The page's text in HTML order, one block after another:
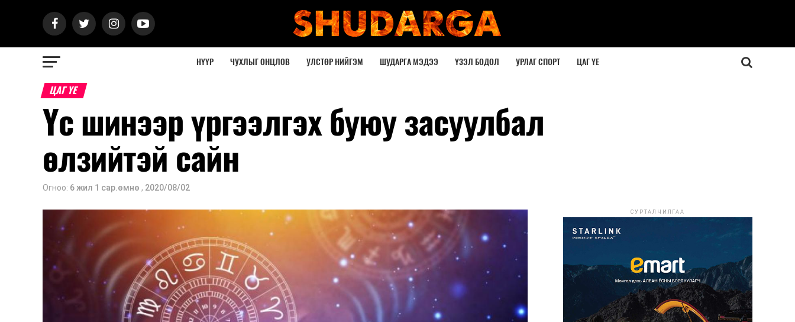
НҮҮР ЧУХЛЫГ ОНЦЛОВ УЛСТӨР НИЙГЭМ ШУДАРГА МЭДЭЭ ҮЗЭЛ БОДОЛ УРЛАГ СПОРТ ЦАГ ҮЕ
ЦАГ ҮЕ
Үс шинээр үргээлгэх буюу засуулбал
өлзийтэй сайн
Огноо: 6 жил 1 сар.өмнө , 2020/08/02
СУРТАЛЧИЛГАА